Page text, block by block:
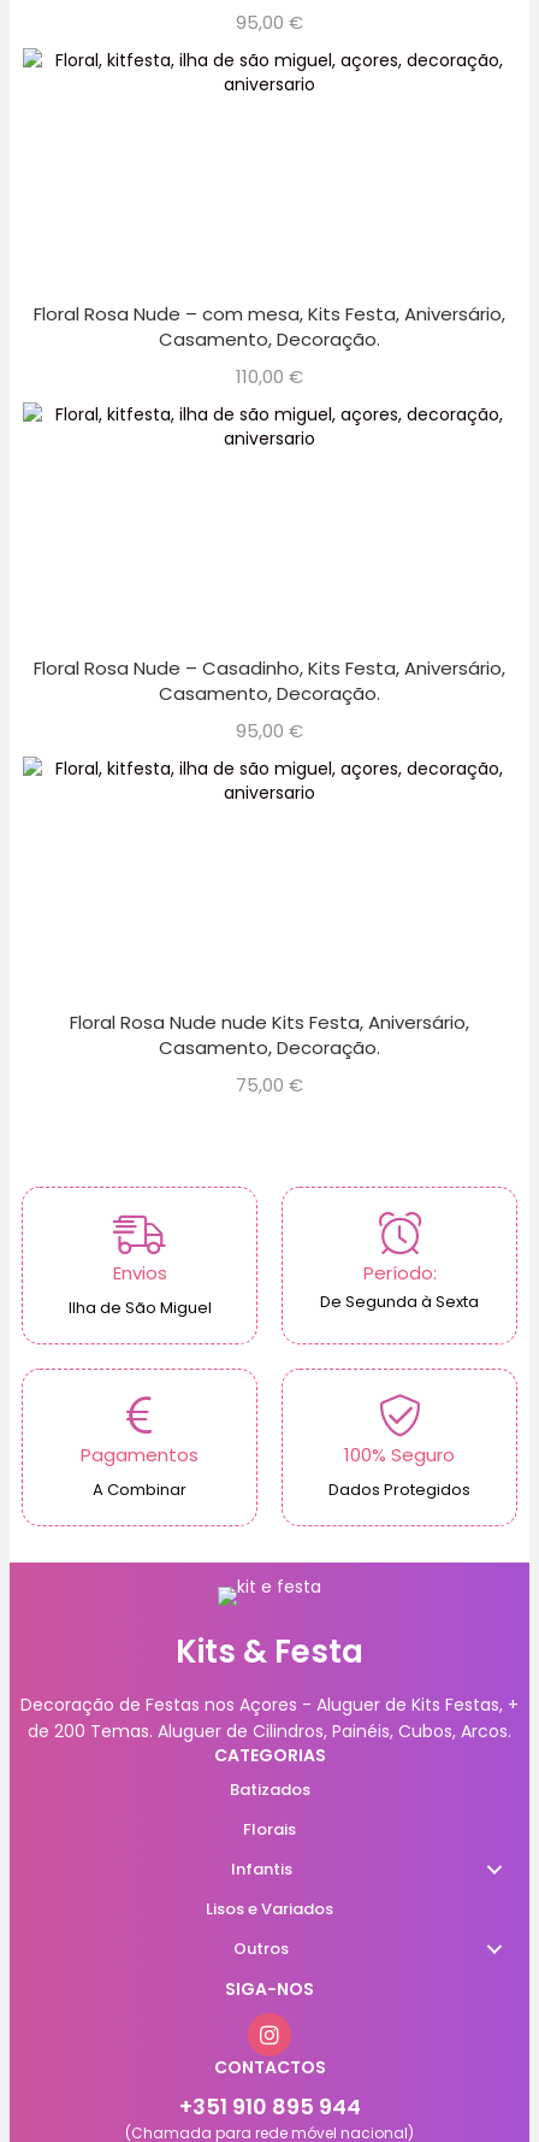
95,00 €
Floral Rosa Nude – com mesa, Kits Festa, Aniversário,
Casamento, Decoração.
110,00 €
Floral Rosa Nude – Casadinho, Kits Festa, Aniversário,
Casamento, Decoração.
95,00 €
Floral Rosa Nude nude Kits Festa, Aniversário,
Casamento, Decoração.
75,00 €
Envios
Ilha de São Miguel
Período:
De Segunda à Sexta
Pagamentos
A Combinar
100% Seguro
Dados Protegidos
Kits & Festa
Decoração de Festas nos Açores - Aluguer de Kits Festas, +
de 200 Temas. Aluguer de Cilindros, Painéis, Cubos, Arcos.
CATEGORIAS
Batizados
Florais
Infantis
Lisos e Variados
Outros
SIGA-NOS
CONTACTOS
+351 910 895 944
(Chamada para rede móvel nacional)